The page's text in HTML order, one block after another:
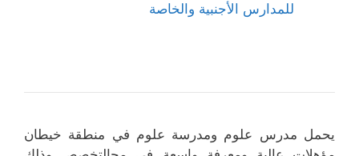
للمدارس الأجنبية والخاصة
يحمل مدرس علوم ومدرسة علوم في منطقة خيطان